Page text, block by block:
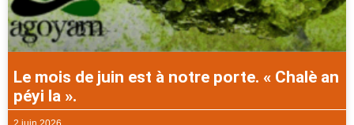
Le mois de juin est à notre porte. « Chalè an
péyi la ».